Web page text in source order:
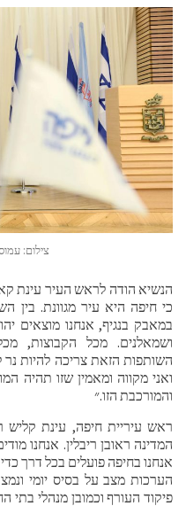
צילום:
הנשיא הודה לראש העיר עינת
כי חיפה היא עיר מגוונת. בין
במאבק בנגיף, אנחנו מוצאים
ושמאלנים. מכל הקבוצות,
השותפות הזאת צריכה להיות נר
ואני מקווה ומאמין שזו תהיה
והמורכבת הזו.״
ראש עיריית חיפה, עינת
המדינה ראובן ריבלין. אנחנו
אנחנו בחיפה פועלים בכל דרך
הערכות מצב על בסיס יומי
פיקוד העורף וכמובן מנהלי בתי